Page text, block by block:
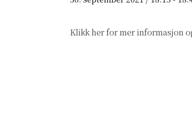
Klikk herfor mer informasjon